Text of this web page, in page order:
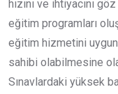
hızını ve ihtiyacını
eğitim programları
eğitim hizmetini
sahibi olabilmesine
Sınavlardaki yüksek